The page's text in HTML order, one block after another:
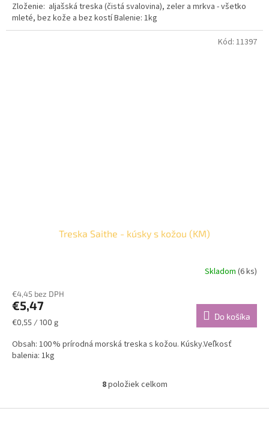
Zloženie: aljašská treska (čistá svalovina), zeler a mrkva - všetko
mleté, bez kože a bez kostí Balenie: 1kg
Treska Saithe - kúsky s kožou (KM)
Skladom (6 ks)
€4,45 bez DPH
€5,47
Jednotková
€0,55 / 100 g
Do košíka
Obsah: 100 % prírodná morská treska s kožou. Kúsky.Veľkosť
balenia: 1kg
Kód: 11397
O
l
8položiek celkom